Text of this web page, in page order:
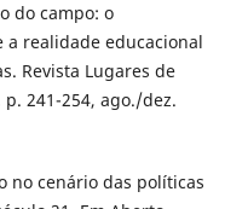
do campo: o
a realidade educacional
Revista Lugares de
p. 241-254, ago./dez.
no cenário das políticas